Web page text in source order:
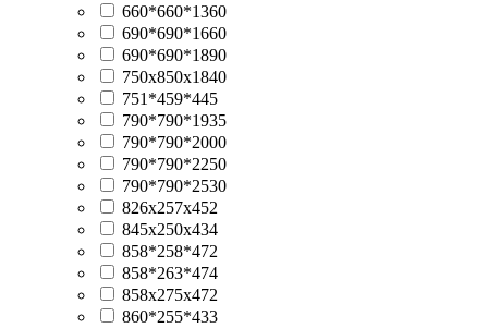
660*660*1360
690*690*1660
690*690*1890
750х850х1840
751*459*445
790*790*1935
790*790*2000
790*790*2250
790*790*2530
826х257х452
845х250х434
858*258*472
858*263*474
858х275х472
860*255*433